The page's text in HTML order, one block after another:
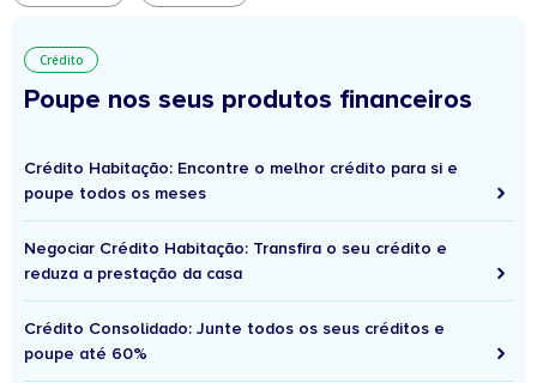
Crédito
Poupe nos seus produtos financeiros
Crédito Habitação: Encontre o melhor crédito para si e
poupe todos os meses
Negociar Crédito Habitação: Transfira o seu crédito e
reduza a prestação da casa
Crédito Consolidado: Junte todos os seus créditos e
poupe até 60%